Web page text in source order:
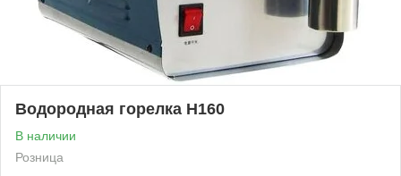
Водородная горелка H160
В наличии
Розница